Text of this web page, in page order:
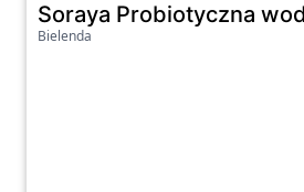
Soraya Probiotyczna
Bielenda